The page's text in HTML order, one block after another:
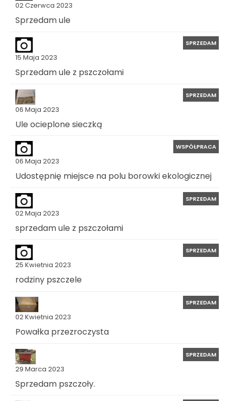
02 Czerwca 2023
Sprzedam ule
15 Maja 2023
SPRZEDAM
Sprzedam ule z pszczołami
06 Maja 2023
SPRZEDAM
Ule ocieplone sieczką
06 Maja 2023
WSPÓŁPRACA
Udostępnię miejsce na polu borowki ekologicznej
02 Maja 2023
SPRZEDAM
sprzedam ule z pszczołami
25 Kwietnia 2023
SPRZEDAM
rodziny pszczele
02 Kwietnia 2023
SPRZEDAM
Powałka przezroczysta
29 Marca 2023
SPRZEDAM
Sprzedam pszczoły.